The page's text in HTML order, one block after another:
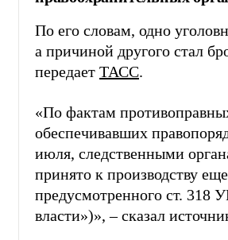
По его словам, одно
а причиной другого стал
передает ТАСС.
«По фактам
обеспечивавших
июля, следственными
принято к производству
предусмотренного ст. 318
власти»)», – сказал